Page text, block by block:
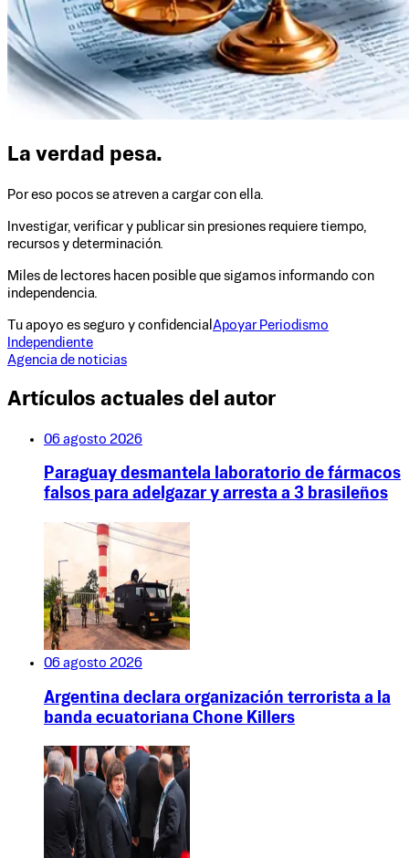
La verdad pesa.
Por eso pocos se atreven a cargar con ella.
Investigar, verificar y publicar sin presiones requiere tiempo,
recursos y determinación.
Miles de lectores hacen posible que sigamos informando con
independencia.
Tu apoyo es seguro y confidencial Apoyar Periodismo
Independiente
Agencia de noticias
Artículos actuales del autor
06 agosto 2026
Paraguay desmantela laboratorio de fármacos
falsos para adelgazar y arresta a 3 brasileños
06 agosto 2026
Argentina declara organización terrorista a la
banda ecuatoriana Chone Killers